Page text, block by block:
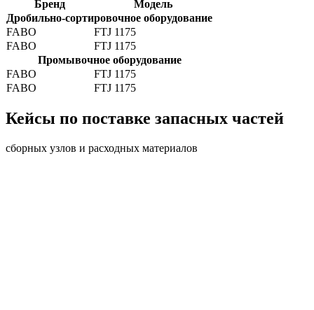
Бренд
Модель
Дробильно-сортировочное оборудование
FABO
FTJ 1175
FABO
FTJ 1175
Промывочное оборудование
FABO
FTJ 1175
FABO
FTJ 1175
Кейсы по поставке запасных частей
сборных узлов и расходных материалов